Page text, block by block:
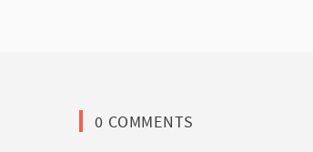
0 COMMENTS